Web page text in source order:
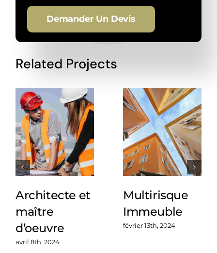
Demander Un Devis
Related Projects
Architecte et
maître
d’oeuvre
avril 8th, 2024
Multirisque
Immeuble
février 13th, 2024